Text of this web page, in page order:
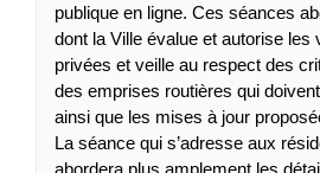
publique en ligne. Ces séances
dont la Ville évalue et autorise les
privées et veille au respect des
des emprises routières qui
ainsi que les mises à jour
La séance qui s’adresse aux
abordera plus amplement les